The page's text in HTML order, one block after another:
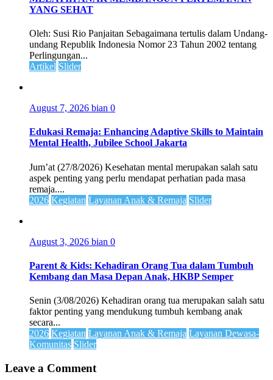
YANG SEHAT
Oleh: Susi Rio Panjaitan Sebagaimana tertulis dalam Undang-
undang Republik Indonesia Nomor 23 Tahun 2002 tentang
Perlingungan...
Artikel Slider
August 7, 2026 bian 0
Edukasi Remaja: Enhancing Adaptive Skills to Maintain
Mental Health, Jubilee School Jakarta
Jum’at (27/8/2026) Kesehatan mental merupakan salah satu
aspek penting yang perlu mendapat perhatian pada masa
remaja....
2026 Kegiatan Layanan Anak & Remaja Slider
August 3, 2026 bian 0
Parent & Kids: Kehadiran Orang Tua dalam Tumbuh
Kembang dan Masa Depan Anak, HKBP Semper
Senin (3/08/2026) Kehadiran orang tua merupakan salah satu
faktor penting yang mendukung tumbuh kembang anak
secara...
2026 Kegiatan Layanan Anak & Remaja Layanan Dewasa-
Komunitas Slider
Leave a Comment